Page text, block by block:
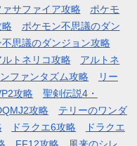
サファイア攻略
ポケモ
略
ポケモン不思議のダン
不思議のダンジョン攻略
ルトネリコ攻略
アルトネ
ファンタズム攻略
リー
攻略
聖剣伝説4・
攻略
テリーのワンダ
ドラクエ6攻略
ドラクエ
FF12攻略 風来のシレ